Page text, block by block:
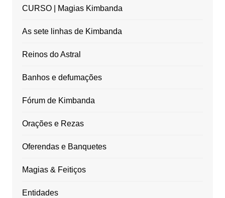
CURSO | Magias Kimbanda
As sete linhas de Kimbanda
Reinos do Astral
Banhos e defumações
Fórum de Kimbanda
Orações e Rezas
Oferendas e Banquetes
Magias & Feitiços
Entidades